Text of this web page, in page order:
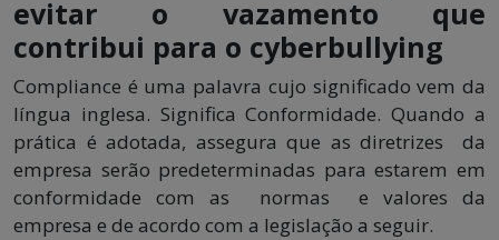
evitar o vazamento que
contribui para o cyberbullying
Compliance é uma palavra cujo significado vem da
língua inglesa. Significa Conformidade. Quando a
prática é adotada, assegura que as diretrizes da
empresa serão predeterminadas para estarem em
conformidade com as normas e valores da
empresa e de acordo com a legislação a seguir.